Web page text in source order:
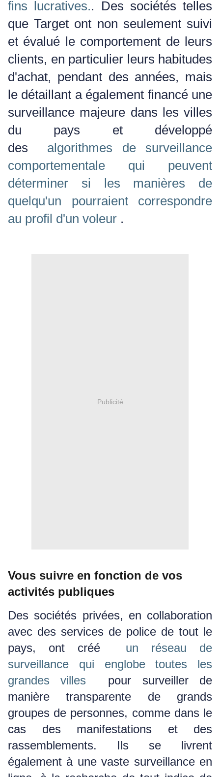
fins lucratives.. Des sociétés telles
que Target ont non seulement suivi
et évalué le comportement de leurs
clients, en particulier leurs habitudes
d'achat, pendant des années, mais
le détaillant a également financé une
surveillance majeure dans les villes
du pays et développé
des algorithmes de surveillance
comportementale qui peuvent
déterminer si les manières de
quelqu'un pourraient correspondre
au profil d'un voleur .
Publicité
Vous suivre en fonction de vos
activités publiques
Des sociétés privées, en collaboration
avec des services de police de tout le
pays, ont créé un réseau de
surveillance qui englobe toutes les
grandes villes pour surveiller de
manière transparente de grands
groupes de personnes, comme dans le
cas des manifestations et des
rassemblements. Ils se livrent
également à une vaste surveillance en